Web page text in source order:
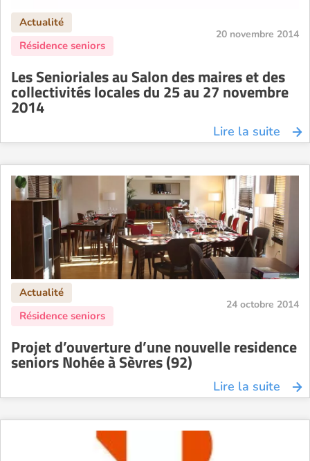
20 novembre 2014
Les Senioriales au Salon des maires et des
collectivités locales du 25 au 27 novembre
2014
Lire la suite
24 octobre 2014
Projet d’ouverture d’une nouvelle residence
seniors Nohée à Sèvres (92)
Lire la suite